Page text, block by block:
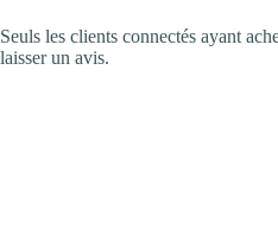
Seuls les clients connectés ayant
laisser un avis.